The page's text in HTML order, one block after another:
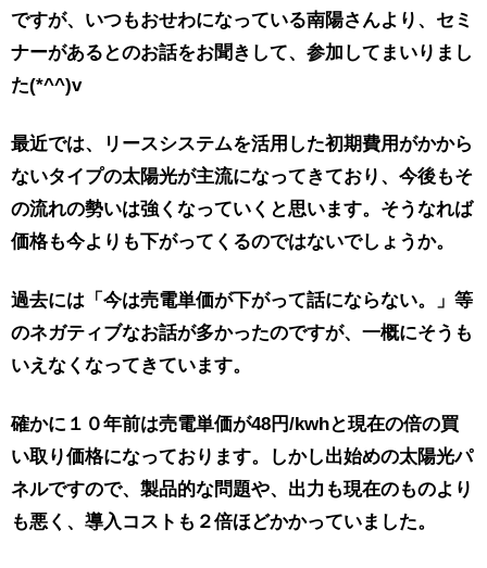
ですが、いつもおせわになっている南陽さんより、セミ
ナーがあるとのお話をお聞きして、参加してまいりまし
た(*^^)v
最近では、リースシステムを活用した初期費用がかから
ないタイプの太陽光が主流になってきており、今後もそ
の流れの勢いは強くなっていくと思います。そうなれば
価格も今よりも下がってくるのではないでしょうか。
過去には 「今は売電単価が下がって話にならない。」 等
のネガティブなお話が多かったのですが、一概にそうも
いえなくなってきています。
確かに１０年前は売電単価が48円/kwhと現在の倍の買
い取り価格になっております。しかし出始めの太陽光パ
ネルですので、製品的な問題や、出力も現在のものより
も悪く、導入コストも２倍ほどかかっていました。